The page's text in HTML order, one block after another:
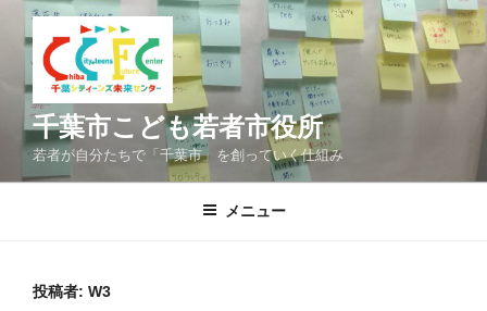
千葉市こども若者市役所
若者が自分たちで「千葉市」を創っていく仕組み
メニュー
投稿者: W3